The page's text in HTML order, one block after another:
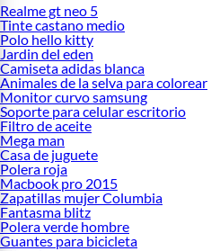
Realme gt neo 5
Tinte castano medio
Polo hello kitty
Jardin del eden
Camiseta adidas blanca
Animales de la selva para colorear
Monitor curvo samsung
Soporte para celular escritorio
Filtro de aceite
Mega man
Casa de juguete
Polera roja
Macbook pro 2015
Zapatillas mujer Columbia
Fantasma blitz
Polera verde hombre
Guantes para bicicleta